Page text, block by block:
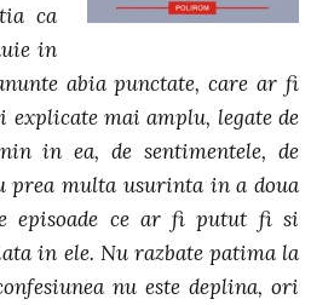
ca
in
abia punctate, care ar fi
mai amplu, legate de
in ea, de sentimentele, de
prea multa usurinta in a doua
episoade ce ar fi putut fi si
in ele. Nu razbate patima la
nu este deplina, ori